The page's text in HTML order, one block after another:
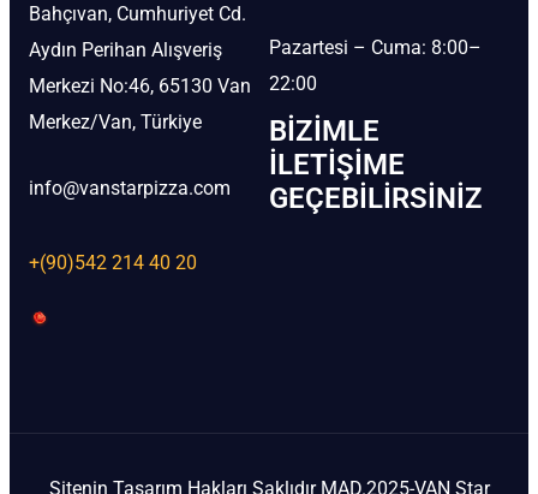
Bahçıvan, Cumhuriyet Cd.
Aydın Perihan Alışveriş
Merkezi No:46, 65130 Van
Merkez/Van, Türkiye
info@vanstarpizza.com
+(90)542 214 40 20
Pazartesi – Cuma: 8:00–
22:00
BIZIMLE
İLETIŞIME
GEÇEBILIRSINIZ
Sitenin Tasarım Hakları Saklıdır MAD.2025-VAN Star